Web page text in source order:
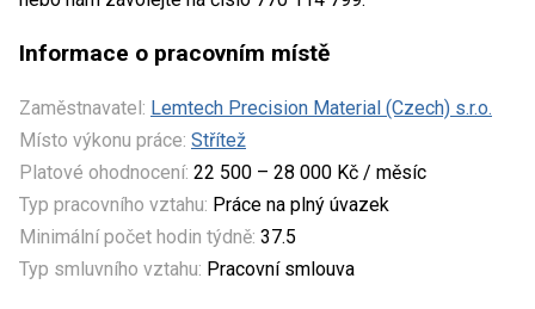
Informace o pracovním místě
Zaměstnavatel: Lemtech Precision Material (Czech) s.r.o.
Místo výkonu práce: Střítež
Platové ohodnocení: 22 500 – 28 000 Kč / měsíc
Typ pracovního vztahu: Práce na plný úvazek
Minimální počet hodin týdně: 37.5
Typ smluvního vztahu: Pracovní smlouva